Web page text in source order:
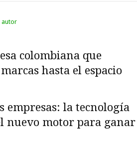
autor
colombiana que
hasta el espacio
empresas: la tecnología
nuevo motor para ganar